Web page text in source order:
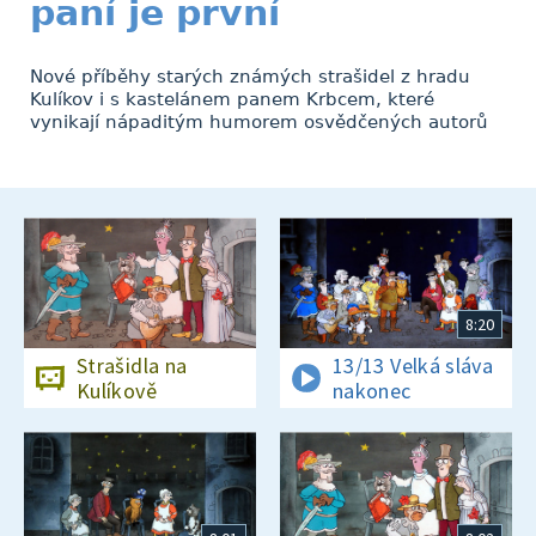
paní je první
Nové příběhy starých známých strašidel z hradu
Kulíkov i s kastelánem panem Krbcem, které
vynikají nápaditým humorem osvědčených autorů
Strašidla na
Kulíkově
8:20
13/13 Velká sláva
nakonec